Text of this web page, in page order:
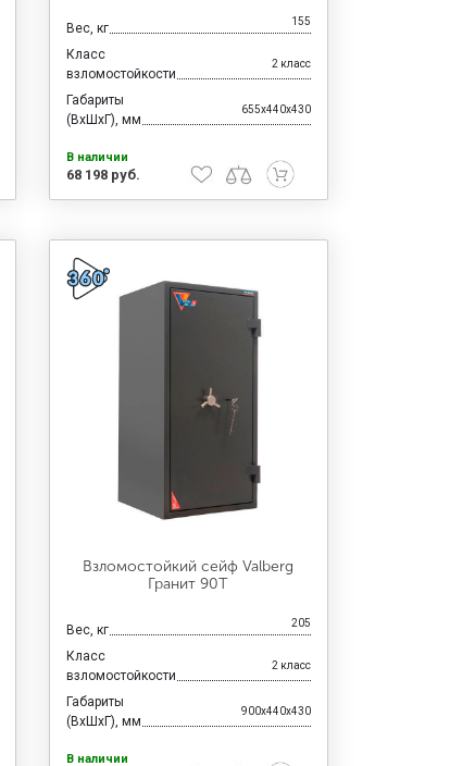
Вес, кг 155
Класс
взломостойкости
2 класс
Габариты
(ВхШхГ), мм
655x440x430
В наличии
68 198 руб.
Взломостойкий сейф Valberg
Гранит 90Т
Вес, кг 205
Класс
взломостойкости
2 класс
Габариты
(ВхШхГ), мм
900x440x430
В наличии